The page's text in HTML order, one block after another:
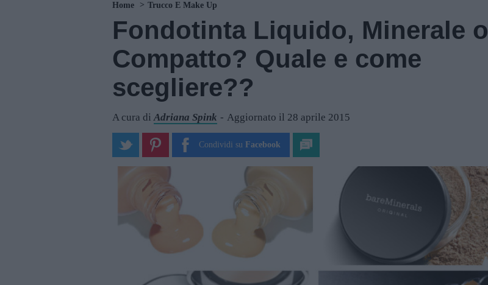
Home Trucco E Make Up
Fondotinta Liquido, Minerale o
Compatto? Quale e come
scegliere??
A cura diAdriana Spink Aggiornato il 28 aprile 2015
Condividi su Facebook